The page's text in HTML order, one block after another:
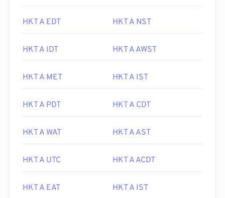
HKT A EDT HKT A NST
HKT A IDT HKT A AWST
HKT A MET HKT A IST
HKT A PDT HKT A CDT
HKT A WAT HKT A AST
HKT A UTC HKT A ACDT
HKT A EAT HKT A IST